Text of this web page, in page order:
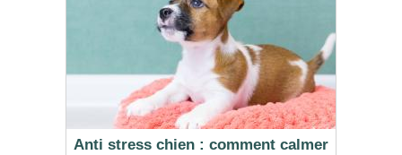
Anti stress chien : comment calmer